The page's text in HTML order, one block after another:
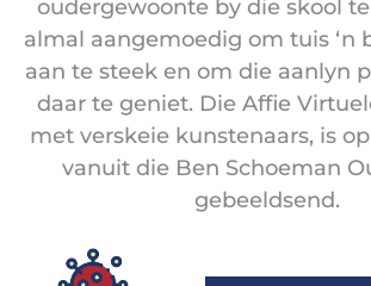
oudergewoonte by die skool
almal aangemoedig om tuis ‘n
aan te steek en om die aanlyn
daar te geniet. Die Affie
met verskeie kunstenaars, is
vanuit die Ben Schoeman
gebeeldsend.